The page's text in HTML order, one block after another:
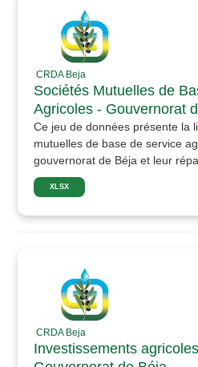
CRDA Beja
Sociétés Mutuelles de
Agricoles - Gouvernorat
Ce jeu de données présente la
mutuelles de base de service
gouvernorat de Béja et leur
XLSX
CRDA Beja
Investissements